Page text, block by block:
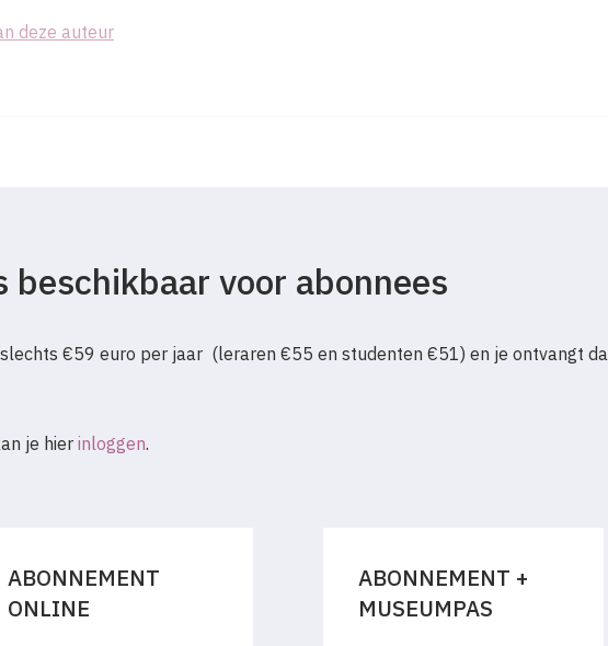
deze auteur
beschikbaar voor abonnees
€59 euro per jaar (leraren €55 en studenten €51) en je ontvangt
je hierinloggen.
ABONNEMENT
ONLINE
ABONNEMENT +
MUSEUMPAS